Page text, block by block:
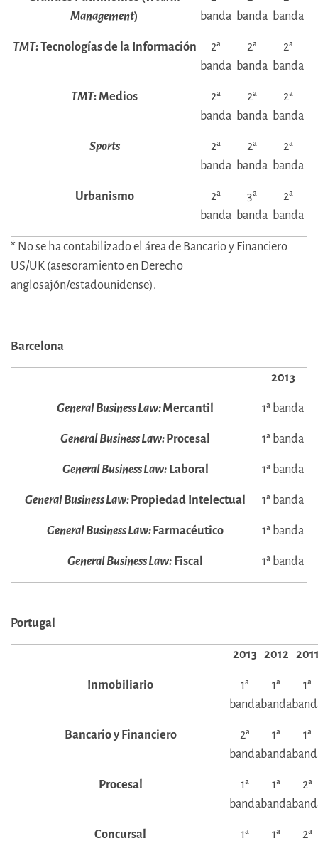
Management)
banda banda banda
TMT: Tecnologías de la Información
2ª
banda
2ª
banda
2ª
banda
TMT: Medios
2ª
banda
2ª
banda
2ª
banda
Sports
2ª
banda
2ª
banda
2ª
banda
Urbanismo
2ª
banda
3ª
banda
2ª
banda
* No se ha contabilizado el área de Bancario y Financiero
US/UK (asesoramiento en Derecho
anglosajón/estadounidense).
Barcelona
2013
General Business Law:Mercantil 1ª banda
General Business Law: Procesal 1ª banda
General Business Law:Laboral 1ª banda
General Business Law: Propiedad Intelectual 1ª banda
General Business Law: Farmacéutico 1ª banda
General Business Law: Fiscal 1ª banda
Portugal
2013 2012
Inmobiliario
1ª
banda
1ª
banda
1ª
Bancario y Financiero
2ª
banda
1ª
banda
1ª
Procesal
1ª
banda
1ª
banda
2ª
Concursal
1ª
1ª
2ª